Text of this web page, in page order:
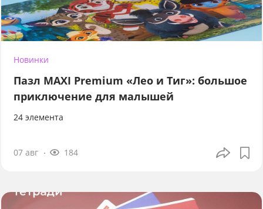
Новинки
Пазл MAXI Premium «Лео и Тиг»: большое
приключение для малышей
24 элемента
07 авг 184